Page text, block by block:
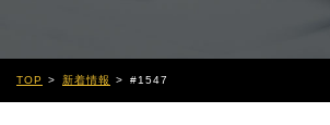
TOP 新着情報 #1547